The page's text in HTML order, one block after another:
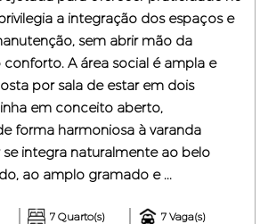
a integração dos espaços e
sem abrir mão da
A área social é ampla e
por sala de estar em dois
em conceito aberto,
forma harmoniosa à varanda
se integra naturalmente ao belo
ao amplo gramado e ...
7 Quarto(s) 7 Vaga(s)